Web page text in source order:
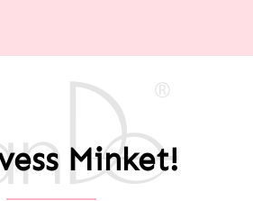
Minket!